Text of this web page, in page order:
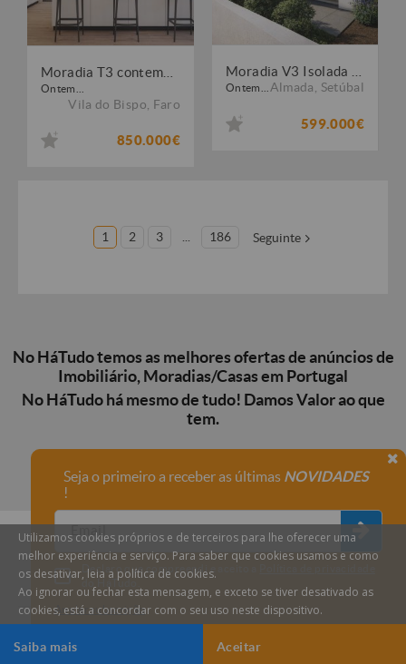
Ontem...
Vila do Bispo Faro
850.000€
Ontem... Almada Setúbal
599.000€
1 2 3 186 Seguinte
No HáTudo temos as melhores ofertas de anúncios de
Imobiliário, Moradias/Casas em Portugal
No HáTudo há mesmo de tudo! Damos Valor ao que
tem.
Seja o primeiro a receber as últimas NOVIDADES
!
Declaro que compreendi e aceito a
do HáTudo.
Anular subscrição
Utilizamos cookies próprios e de terceiros para lhe oferecer uma
melhor experiência e serviço. Para saber que cookies usamos e como
os desativar, leia a política de cookies.
Ao ignorar ou fechar esta mensagem, e exceto se tiver desativado as
cookies, está a concordar com o seu uso neste dispositivo.
Aceitar
Saiba mais